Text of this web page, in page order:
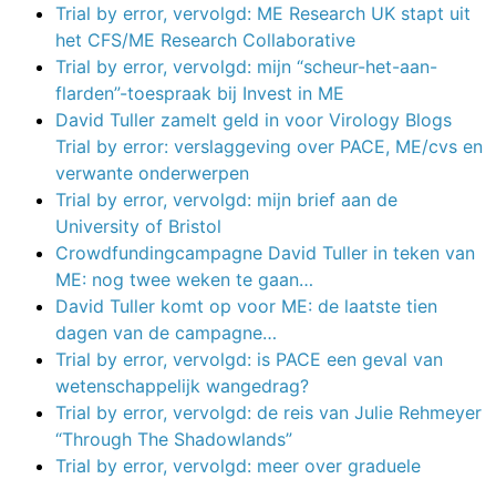
Trial by error, vervolgd: ME Research UK stapt uit
het CFS/ME Research Collaborative
Trial by error, vervolgd: mijn “scheur-het-aan-
flarden”-toespraak bij Invest in ME
David Tuller zamelt geld in voor Virology Blogs
Trial by error: verslaggeving over PACE, ME/cvs en
verwante onderwerpen
Trial by error, vervolgd: mijn brief aan de
University of Bristol
Crowdfundingcampagne David Tuller in teken van
ME: nog twee weken te gaan…
David Tuller komt op voor ME: de laatste tien
dagen van de campagne…
Trial by error, vervolgd: is PACE een geval van
wetenschappelijk wangedrag?
Trial by error, vervolgd: de reis van Julie Rehmeyer
“Through The Shadowlands”
Trial by error, vervolgd: meer over graduele